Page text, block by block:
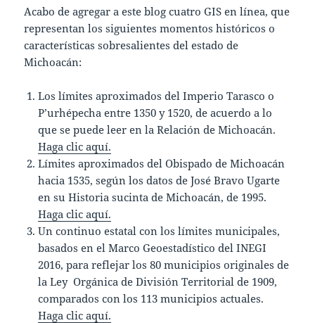
Acabo de agregar a este blog cuatro GIS en línea, que
representan los siguientes momentos históricos o
características sobresalientes del estado de
Michoacán:
Los límites aproximados del Imperio Tarasco o
P’urhépecha entre 1350 y 1520, de acuerdo a lo
que se puede leer en la Relación de Michoacán.
Haga clic aquí.
Límites aproximados del Obispado de Michoacán
hacia 1535, según los datos de José Bravo Ugarte
en su Historia sucinta de Michoacán, de 1995.
Haga clic aquí.
Un continuo estatal con los límites municipales,
basados en el Marco Geoestadístico del INEGI
2016, para reflejar los 80 municipios originales de
la Ley Orgánica de División Territorial de 1909,
comparados con los 113 municipios actuales.
Haga clic aquí.